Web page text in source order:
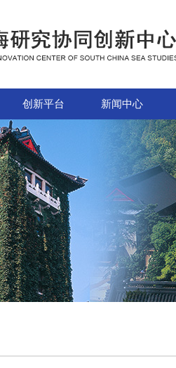
创新平台 新闻中心